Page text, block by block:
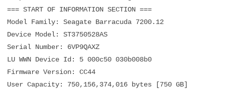
=== START OF INFORMATION SECTION ===
Model Family: Seagate Barracuda 7200.12
Device Model: ST3750528AS
Serial Number: 6VP9QAXZ
LU WWN Device Id: 5 000c50 030b008b0
Firmware Version: CC44
User Capacity: 750,156,374,016 bytes [750 GB]